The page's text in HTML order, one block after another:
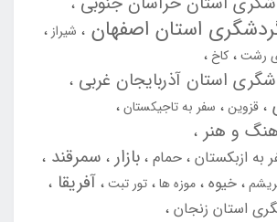
استان اصفهان
شیراز
رشت کاخ
استان آذربایجان غربی
قزوین
سفر به تاجیکستان
و هنر
به ازبکستان حمام بازار سمرقند
خیوه موزه ها تور تبت آفریقا
استان زنجان